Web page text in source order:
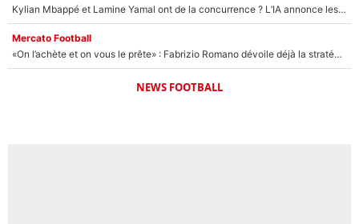
Kylian Mbappé et Lamine Yamal ont de la concurrence ? L’IA annonce les 5 joueurs qui vont dominer le football dans les années à venir !
Mercato Football
«On l’achète et on vous le prête» : Fabrizio Romano dévoile déjà la stratégie du PSG avec le transfert de Zion Suzuki !
NEWS FOOTBALL